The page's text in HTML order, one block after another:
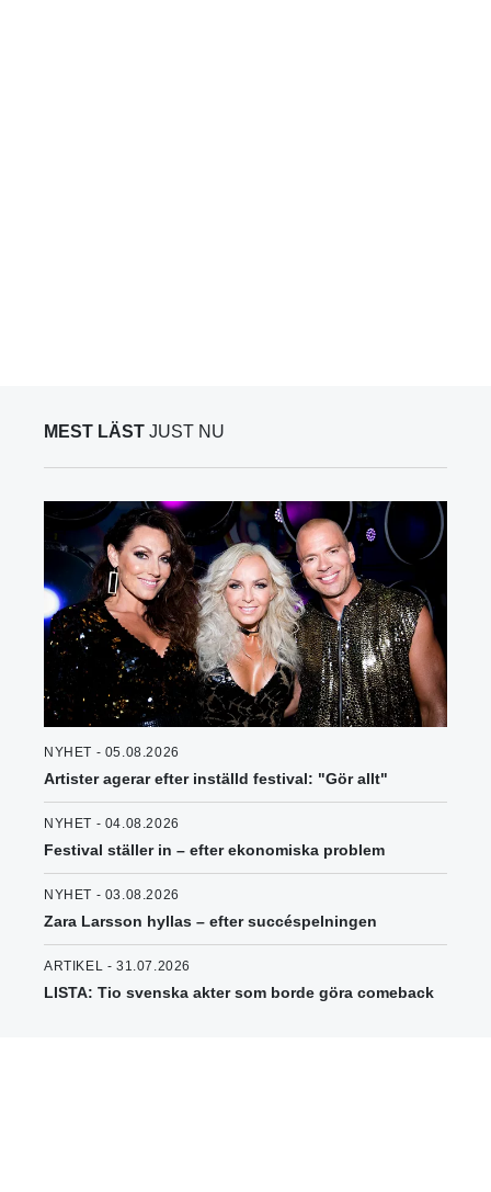
MEST LÄST JUST NU
NYHET - 05.08.2026
Artister agerar efter inställd festival: "Gör allt"
NYHET - 04.08.2026
Festival ställer in – efter ekonomiska problem
NYHET - 03.08.2026
Zara Larsson hyllas – efter succéspelningen
ARTIKEL - 31.07.2026
LISTA: Tio svenska akter som borde göra comeback